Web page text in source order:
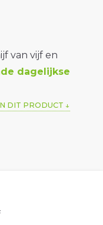
van vijf en
dagelijkse
DIT PRODUCT